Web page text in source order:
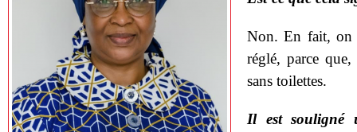
Non. En fait, on
réglé, parce que,
sans toilettes.
Il est souligné